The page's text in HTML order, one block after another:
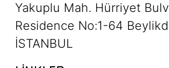
Yakuplu Mah. Hürriyet
Residence No:1-64
İSTANBUL